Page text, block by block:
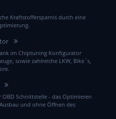
Kraftstoffersparnis durch eine
im Chiptuning Konfigurator
sowie zahlreiche LKW, Bike´s,
Schnittstelle - das Optimieren
und ohne Öffnen des